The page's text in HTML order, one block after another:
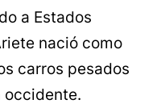
a Estados
nació como
carros pesados
occidente.